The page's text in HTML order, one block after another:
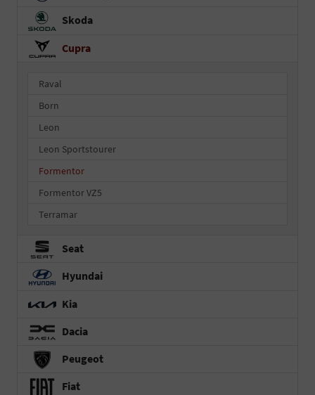
Skoda
Cupra
Raval
Born
Leon
Leon Sportstourer
Formentor
Formentor VZ5
Terramar
Seat
Hyundai
Kia
Dacia
Peugeot
Fiat